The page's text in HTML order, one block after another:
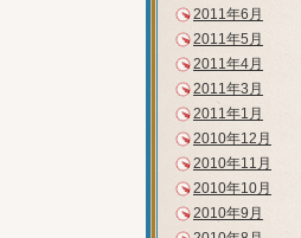
2011年6月
2011年5月
2011年4月
2011年3月
2011年1月
2010年12月
2010年11月
2010年10月
2010年9月